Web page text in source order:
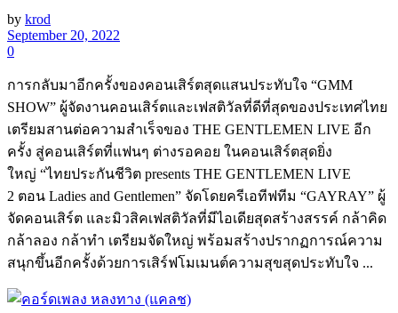
by krod
September 20, 2022
0
การกลับมาอีกครั้งของคอนเสิร์ตสุดแสนประทับใจ “GMM
SHOW” ผู้จัดงานคอนเสิร์ตและเฟสติวัลที่ดีที่สุดของประเทศไทย
เตรียมสานต่อความสำเร็จของ THE GENTLEMEN LIVE อีก
ครั้ง สู่คอนเสิร์ตที่แฟนๆ ต่างรอคอย ในคอนเสิร์ตสุดยิ่ง
ใหญ่ “ไทยประกันชีวิต presents THE GENTLEMEN LIVE
2 ตอน Ladies and Gentlemen” จัดโดยครีเอทีฟทีม “GAYRAY” ผู้
จัดคอนเสิร์ต และมิวสิคเฟสติวัลที่มีไอเดียสุดสร้างสรรค์ กล้าคิด
กล้าลอง กล้าทำ เตรียมจัดใหญ่ พร้อมสร้างปรากฏการณ์ความ
สนุกขึ้นอีกครั้งด้วยการเสิร์ฟโมเมนต์ความสุขสุดประทับใจ ...